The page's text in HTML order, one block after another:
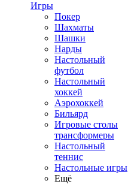
Игры
Покер
Шахматы
Шашки
Нарды
Настольный
футбол
Настольный
хоккей
Аэрохоккей
Бильярд
Игровые столы
трансформеры
Настольный
теннис
Настольные игры
Ещё